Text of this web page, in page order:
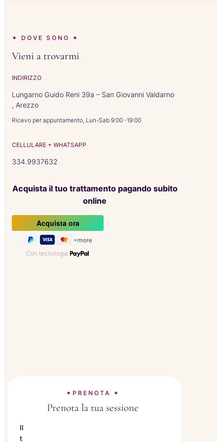
✦ DOVE SONO ✦
Vieni a trovarmi
INDIRIZZO
Lungarno Guido Reni 39a – San Giovanni Valdarno
, Arezzo
Ricevo per appuntamento, Lun-Sab 9:00 -19:00
CELLULARE + WHATSAPP
334.9937632
Acquista il tuo trattamento pagando subito
online
Con tecnologia
✦PRENOTA ✦
Prenota la tua sessione
Il
t